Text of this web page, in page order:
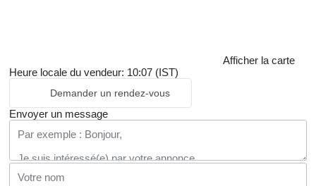
Afficher la carte
Heure locale du vendeur: 10:07 (IST)
Demander un rendez-vous
Envoyer un message